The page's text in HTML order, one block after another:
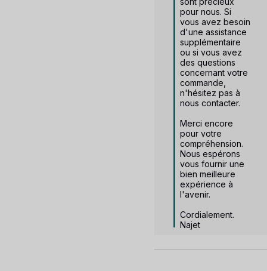
pour nous. Si
vous avez besoin
d'une assistance
supplémentaire
ou si vous avez
des questions
concernant votre
commande,
n'hésitez pas à
nous contacter.
Merci encore
pour votre
compréhension.
Nous espérons
vous fournir une
bien meilleure
expérience à
l'avenir.
Cordialement.
Najet